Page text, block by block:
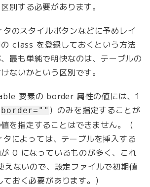
別する必要があります。
のスタイルボタンなどに予めレイ
class を登録しておくという方法
最も単純で明快なのは、テーブルの
ないかという区別です。
要素の border 属性の値には、1
border="" ）のみを指定することが
を指定することはできません。（
によっては、テーブルを挿入する
0 になっているものが多く、これ
ないので、設定ファイルで初期値
おく必要があります。）